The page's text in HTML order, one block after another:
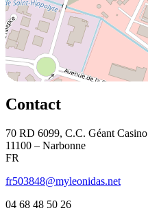
Contact
70 RD 6099, C.C. Géant Casino
11100 – Narbonne
FR
fr503848@myleonidas.net
04 68 48 50 26